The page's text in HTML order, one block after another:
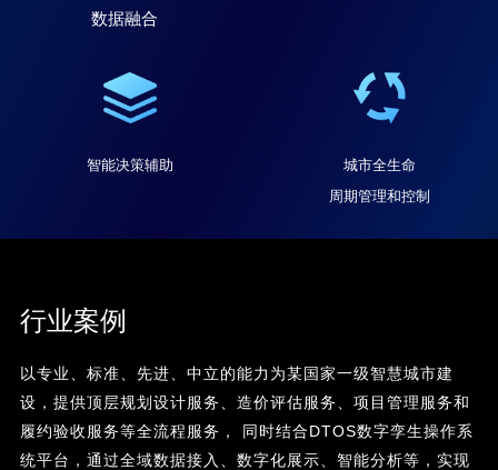
数据融合
智能决策辅助
城市全生命
周期管理和控制
行业案例
以专业、标准、先进、中立的能力为某国家一级智慧城市建
设，提供顶层规划设计服务、造价评估服务、项目管理服务和
履约验收服务等全流程服务， 同时结合DTOS数字孪生操作系
统平台，通过全域数据接入、数字化展示、智能分析等，实现